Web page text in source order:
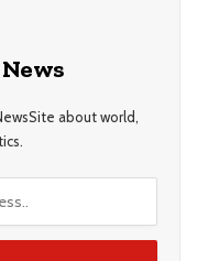
about world,